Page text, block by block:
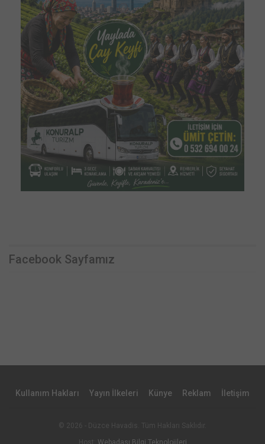
Facebook Sayfamız
Kullanım Hakları Yayın İlkeleri Künye Reklam İletişim
© 2026 - Düzce Havadis. Tüm Hakları Saklıdır.
Host: Webadası Bilgi Teknolojileri